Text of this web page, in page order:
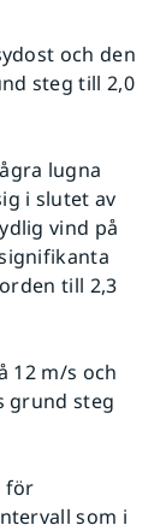
och den
steg till 2,0
lugna
i slutet av
vind på
till 2,3
12 m/s och
grund steg
för
som i